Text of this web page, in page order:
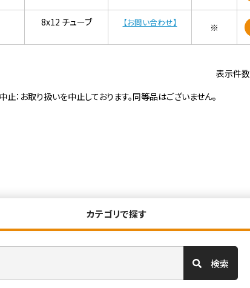
8x12 チューブ 【お問い合わせ】 ※
表示件数
お取り扱いを中止しております。同等品はございません。
カテゴリで探す
検索